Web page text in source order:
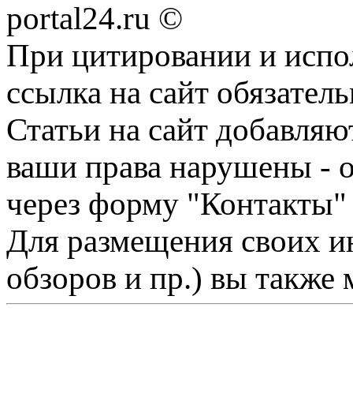
portal24.ru ©
При цитировании и
ссылка на сайт
Статьи на сайт
ваши права нарушены -
через форму "Контакты"
Для размещения своих
обзоров и пр.) вы также